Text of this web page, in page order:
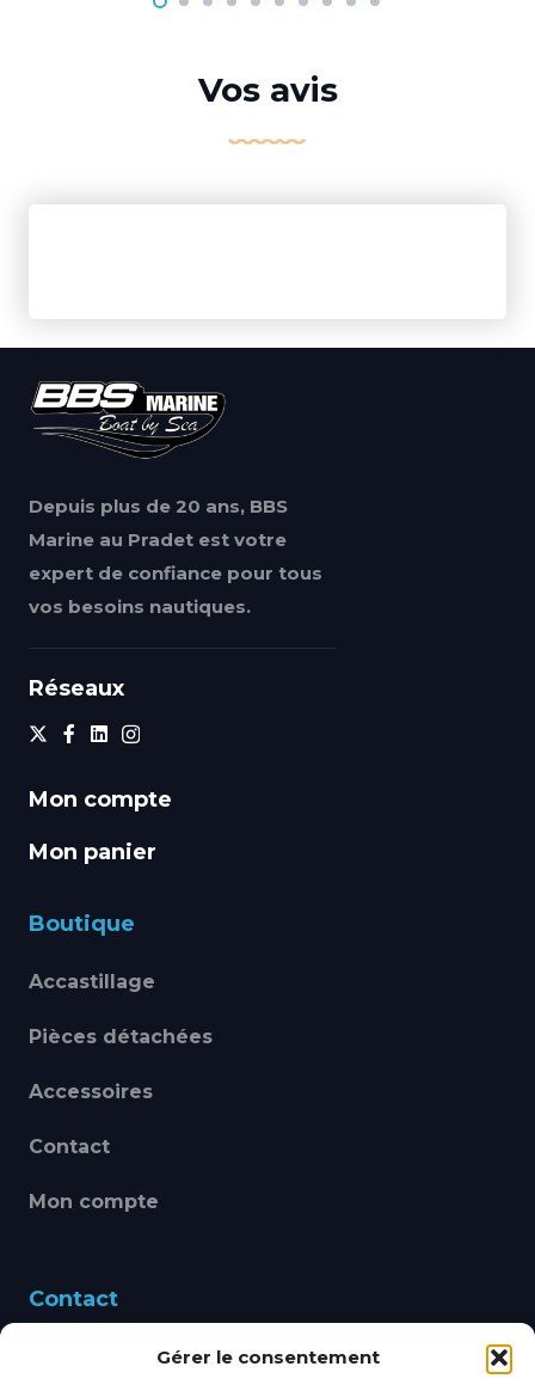
Gérer le consentement
Vos avis
Depuis plus de 20 ans, BBS
Marine au Pradet est votre
expert de confiance pour tous
vos besoins nautiques.
Réseaux
Mon compte
Mon panier
Boutique
Accastillage
Pièces détachées
Accessoires
Contact
Mon compte
Contact
460 Avenue Alain Le